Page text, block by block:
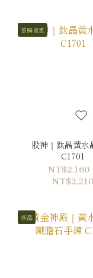
首購優惠
股神｜鈦晶黃水
C1701
NT$2,160
NT$2,210
新品